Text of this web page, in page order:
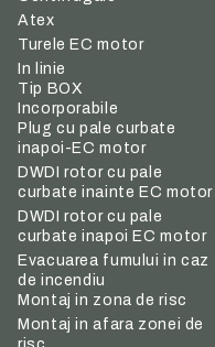
Atex
Turele EC motor
In linie
Tip BOX
Incorporabile
Plug cu pale curbate
inapoi-EC motor
DWDI rotor cu pale
curbate inainte EC motor
DWDI rotor cu pale
curbate inapoi EC motor
Evacuarea fumului in caz
de incendiu
Montaj in zona de risc
Montaj in afara zonei de